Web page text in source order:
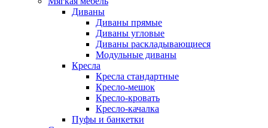
Диваны
Диваны прямые
Диваны угловые
Диваны раскладывающиеся
Модульные диваны
Кресла
Кресла стандартные
Кресло-мешок
Кресло-кровать
Кресло-качалка
Пуфы и банкетки